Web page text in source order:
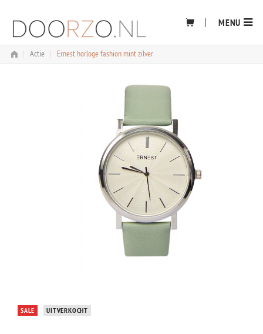
content
MENU
Actie Ernest horloge fashion mint zilver
SALE UITVERKOCHT